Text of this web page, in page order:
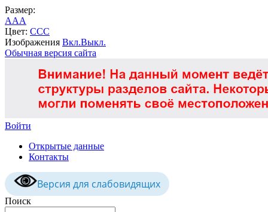
Размер:
AAA
Цвет: CCC
Изображения Вкл.Выкл.
Обычная версия сайта
Войти
Открытые данные
Контакты
Версия для слабовидящих
Поиск